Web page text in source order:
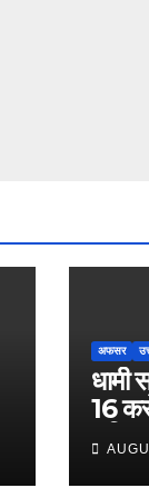
अफसर
धामी
16
तीन